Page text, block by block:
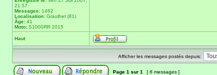
21:57
Messages: 1462
Localisation: Graulhet (81)
Âge: 41
Moto: S1000RR 2015
Haut
Afficher les messages postés depuis:
Page 1 sur 1 [ 6 messages ]